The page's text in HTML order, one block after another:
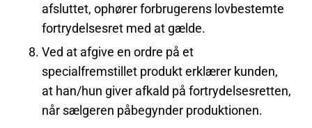
afsluttet, ophører forbrugerens lovbestemte
fortrydelsesret med at gælde.
Ved at afgive en ordre på et
specialfremstillet produkt erklærer kunden,
at han/hun giver afkald på fortrydelsesretten,
når sælgeren påbegynder produktionen.